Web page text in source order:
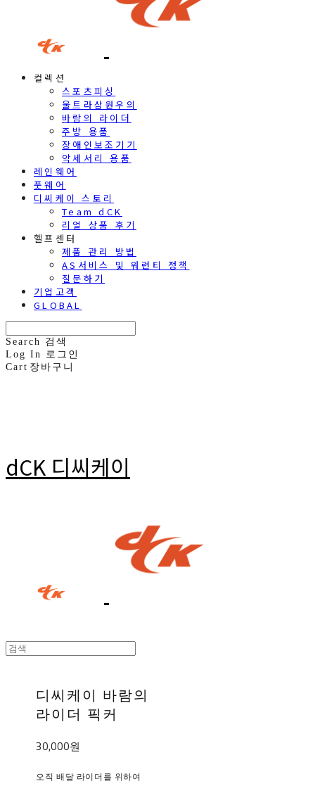
컬렉션
스포츠피싱
울트라삼원우의
바람의 라이더
주방 용품
장애인보조기기
악세서리 용품
레인웨어
풋웨어
디씨케이 스토리
Team dCK
리얼 상품 후기
헬프센터
제품 관리 방법
AS서비스 및 워런티 정책
질문하기
기업고객
GLOBAL
Search 검색
Log In 로그인
Cart 장바구니
dCK 디씨케이
디씨케이 바람의
라이더 픽커
30,000원
오직 배달 라이더를 위하여